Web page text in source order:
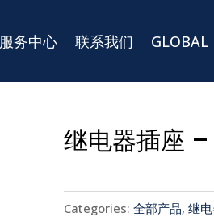
服务中心 联系我们 GLOBAL
继电器插座
Categories: 全部产品, 继